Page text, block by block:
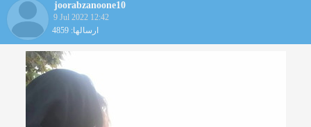
joorabzanoone10
9 Jul 2022 12:42
ارسالها: 4859